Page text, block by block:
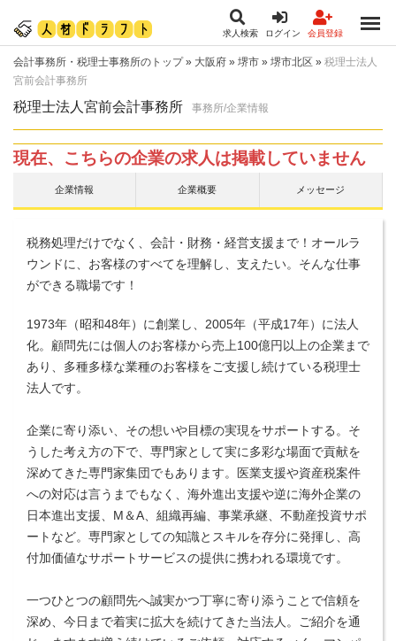
求人検索 ログイン 会員登録
会計事務所・税理士事務所のトップ» 大阪府 » 堺市 » 堺市北区 » 税理士法人
宮前会計事務所
税理士法人宮前会計事務所 事務所/企業情報
現在、こちらの企業の求人は掲載していません
企業情報 企業概要 メッセージ
税務処理だけでなく、会計・財務・経営支援まで！オールラ
ウンドに、お客様のすべてを理解し、支えたい。そんな仕事
ができる職場です！
1973年（昭和48年）に創業し、2005年（平成17年）に法人
化。顧問先には個人のお客様から売上100億円以上の企業まで
あり、多種多様な業種のお客様をご支援し続けている税理士
法人です。
企業に寄り添い、その想いや目標の実現をサポートする。そ
うした考え方の下で、専門家として実に多彩な場面で貢献を
深めてきた専門家集団でもあります。医業支援や資産税案件
への対応は言うまでもなく、海外進出支援や逆に海外企業の
日本進出支援、M＆A、組織再編、事業承継、不動産投資サポ
ートなど。専門家としての知識とスキルを存分に発揮し、高
付加価値なサポートサービスの提供に携われる環境です。
一つひとつの顧問先へ誠実かつ丁寧に寄り添うことで信頼を
深め、今日まで着実に拡大を続けてきた当法人。ご紹介を通